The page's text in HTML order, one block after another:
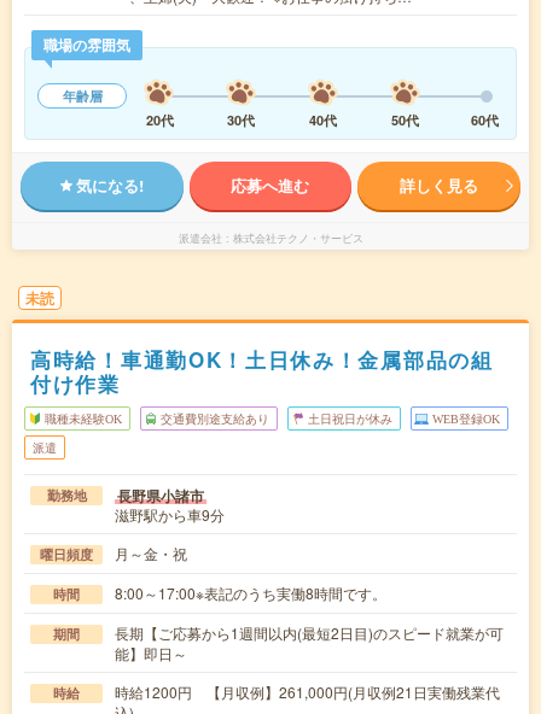
職場の雰囲気
年齢層
20代
30代 40代 50代 60代
気になる! 応募へ進む 詳しく見る
派遣会社 株式会社テクノ・サービス
未読
高時給！車通勤OK！土日休み！金属部品の組
付け作業
職種未経験OK 交通費別途支給あり 土日祝日が休み WEB登録OK
派遣
勤務地 長野県小諸市
滋野駅から車9分
曜日頻度 月～金・祝
時間 8:00～17:00※表記のうち実働8時間です。
期間
長期【ご応募から1週間以内(最短2日目)のスピード就業が可
能】即日～
時給
時給1200円 【月収例】261,000円(月収例21日実働残業代